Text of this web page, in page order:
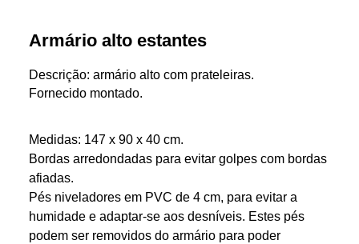
Armário alto estantes
Descrição: armário alto com prateleiras.
Fornecido montado.
Medidas: 147 x 90 x 40 cm.
Bordas arredondadas para evitar golpes com bordas
afiadas.
Pés niveladores em PVC de 4 cm, para evitar a
humidade e adaptar-se aos desníveis. Estes pés
podem ser removidos do armário para poder